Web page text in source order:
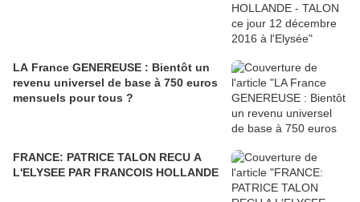
LA France GENEREUSE : Bientôt un
revenu universel de base à 750 euros
mensuels pour tous ?
FRANCE: PATRICE TALON RECU A
L'ELYSEE PAR FRANCOIS HOLLANDE